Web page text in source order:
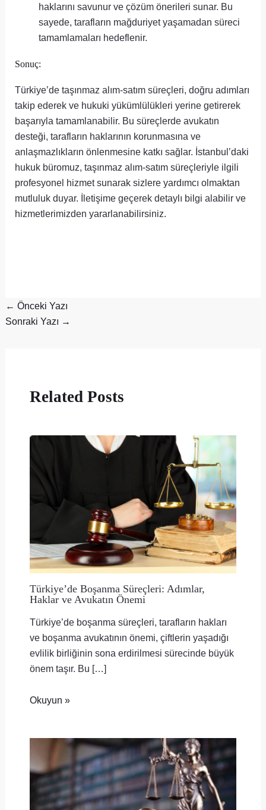
haklarını savunur ve çözüm önerileri sunar. Bu
sayede, tarafların mağduriyet yaşamadan süreci
tamamlamaları hedeflenir.
Sonuç:
Türkiye’de taşınmaz alım-satım süreçleri, doğru adımları
takip ederek ve hukuki yükümlülükleri yerine getirerek
başarıyla tamamlanabilir. Bu süreçlerde avukatın
desteği, tarafların haklarının korunmasına ve
anlaşmazlıkların önlenmesine katkı sağlar. İstanbul’daki
hukuk büromuz, taşınmaz alım-satım süreçleriyle ilgili
profesyonel hizmet sunarak sizlere yardımcı olmaktan
mutluluk duyar. İletişime geçerek detaylı bilgi alabilir ve
hizmetlerimizden yararlanabilirsiniz.
← Önceki Yazı
Sonraki Yazı →
Related Posts
Türkiye’de Boşanma Süreçleri: Adımlar,
Haklar ve Avukatın Önemi
Türkiye’de boşanma süreçleri, tarafların hakları
ve boşanma avukatının önemi, çiftlerin yaşadığı
evlilik birliğinin sona erdirilmesi sürecinde büyük
önem taşır. Bu […]
Okuyun »